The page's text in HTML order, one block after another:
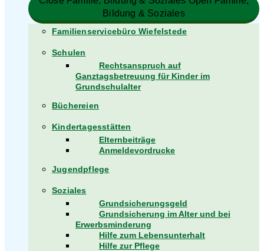
Bildung & Soziales
Familienservicebüro Wiefelstede
Schulen
Rechtsanspruch auf
Ganztagsbetreuung für Kinder im
Grundschulalter
Büchereien
Kindertagesstätten
Elternbeiträge
Anmeldevordrucke
Jugendpflege
Soziales
Grundsicherungsgeld
Grundsicherung im Alter und bei
Erwerbsminderung
Hilfe zum Lebensunterhalt
Hilfe zur Pflege